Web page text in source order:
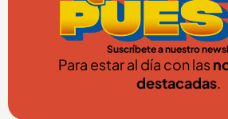
Suscríbete a nuestro
Para estar al día con las
destacadas.